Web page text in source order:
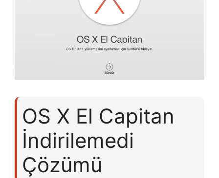
OS X El Capitan
İndirilemedi
Çözümü